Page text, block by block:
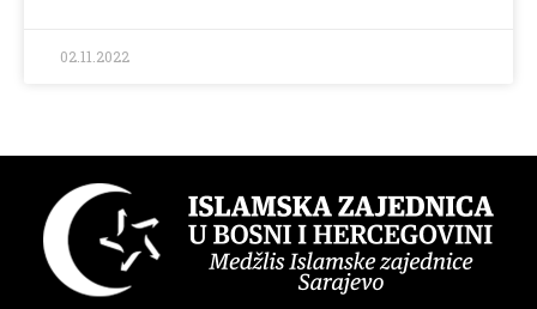
02.11.2022